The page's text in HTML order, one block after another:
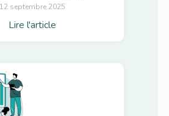
12 septembre 2025
Lire l'article